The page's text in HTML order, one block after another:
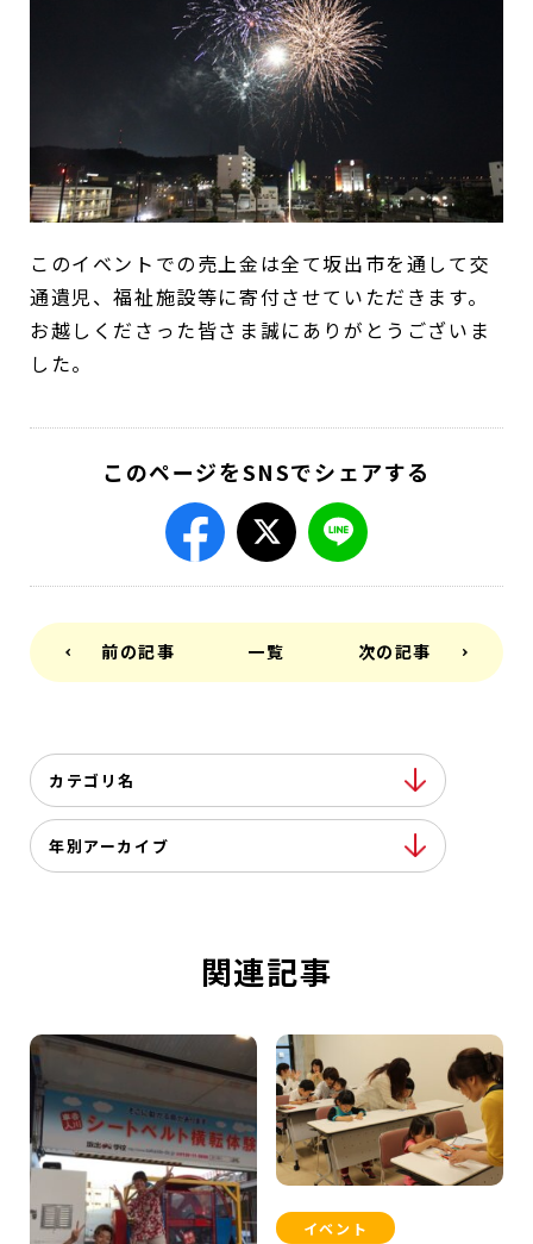
このイベントでの売上金は全て坂出市を通して交
通遺児、福祉施設等に寄付させていただきます。
お越しくださった皆さま誠にありがとうございま
した。
このページをSNSでシェアする
前の記事 一覧 次の記事
カテゴリ名
年別アーカイブ
関連記事
イベント